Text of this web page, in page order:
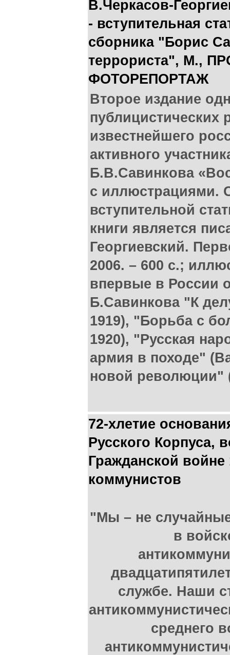
В.Черкасов-
- вступительная
сборника "Борис
террориста", М.,
ФОТОРЕПОРТАЖ
Второе издание
публицистических
известнейшего
активного
Б.В.Савинкова
с иллюстрациями.
вступительной
книги является
Георгиевский.
2006. – 600 с.;
впервые в России
Б.Савинкова "К
1919), "Борьба с
1920), "Русская
армия в походе"
новой революции"
72-хлетие
Русского Корпуса,
Гражданской войне
коммунистов
"Мы – не
в
службе. Наши
среднего